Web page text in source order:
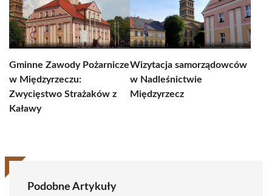
Gminne Zawody Pożarnicze
w Międzyrzeczu:
Zwycięstwo Strażaków z
Kaławy
Wizytacja samorządowców
w Nadleśnictwie
Międzyrzecz
Podobne Artykuły